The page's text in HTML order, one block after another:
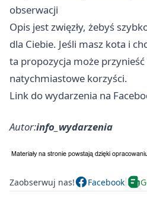
obserwacji
Opis jest zwięzły, żebyś
dla Ciebie. Jeśli masz kota i
ta propozycja może
natychmiastowe korzyści.
Link do wydarzenia na
Autor:info_wydarzenia
Zaobserwuj nas! Facebook